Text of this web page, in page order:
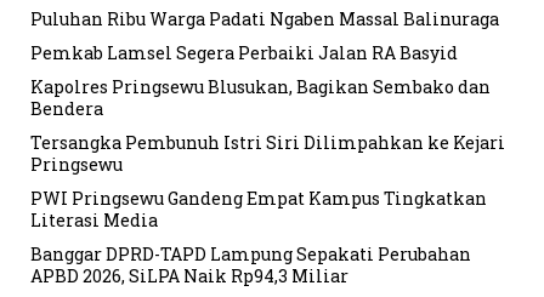
Puluhan Ribu Warga Padati Ngaben Massal Balinuraga
Pemkab Lamsel Segera Perbaiki Jalan RA Basyid
Kapolres Pringsewu Blusukan, Bagikan Sembako dan
Bendera
Tersangka Pembunuh Istri Siri Dilimpahkan ke Kejari
Pringsewu
PWI Pringsewu Gandeng Empat Kampus Tingkatkan
Literasi Media
Banggar DPRD-TAPD Lampung Sepakati Perubahan
APBD 2026, SiLPA Naik Rp94,3 Miliar